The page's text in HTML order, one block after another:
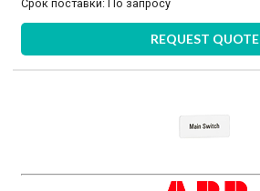
Срок поставки:По запросу
REQUEST QUOTE